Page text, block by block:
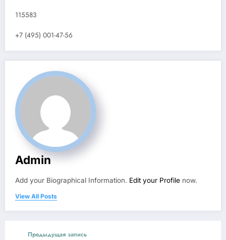
115583
+7 (495) 001-47-56
Admin
Add your Biographical Information. Edit your Profile now.
View All Posts
Предыдущая запись